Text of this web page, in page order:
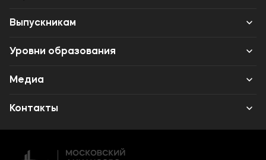
Абитуриенту
Выпускникам
Карьера
Уровни образования
Среднее профессиональное образование
Высшее образование
Дополнительное профессиональное образование
Медиа
Объявления
Новости
Контакты